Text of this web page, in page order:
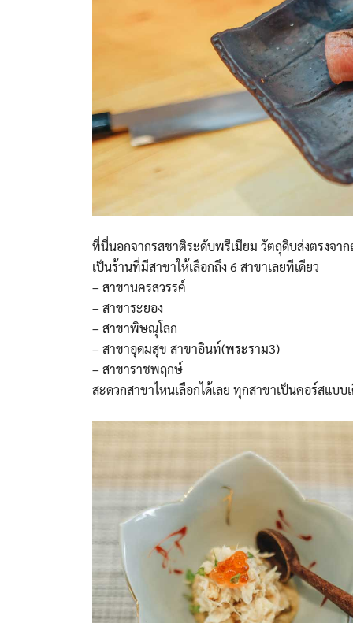
ที่นี่นอกจากรสชาติระดับพรีเมียม วัตถุดิบส่งตรงจา
เป็นร้านที่มีสาขาให้เลือกถึง 6 สาขาเลยทีเดียว
– สาขานครสวรรค์
– สาขาระยอง
– สาขาพิษณุโลก
– สาขาอุดมสุข สาขาอินท์(พระราม3)
– สาขาราชพฤกษ์
สะดวกสาขาไหนเลือกได้เลย ทุกสาขาเป็นคอร์สแบบ